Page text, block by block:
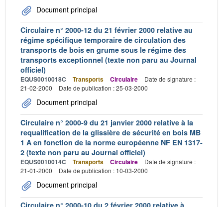
Document principal
Circulaire n° 2000-12 du 21 février 2000 relative au
régime spécifique temporaire de circulation des
transports de bois en grume sous le régime des
transports exceptionnel (texte non paru au Journal
officiel)
EQUS0010018C Transports Circulaire
Date de signature :
21-02-2000
Date de publication : 25-03-2000
Document principal
Circulaire n° 2000-9 du 21 janvier 2000 relative à la
requalification de la glissière de sécurité en bois MB
1 A en fonction de la norme européenne NF EN 1317-
2 (texte non paru au Journal officiel)
EQUS0010014C Transports Circulaire
Date de signature :
21-01-2000
Date de publication : 10-03-2000
Document principal
Circulaire n° 2000-10 du 2 février 2000 relative à